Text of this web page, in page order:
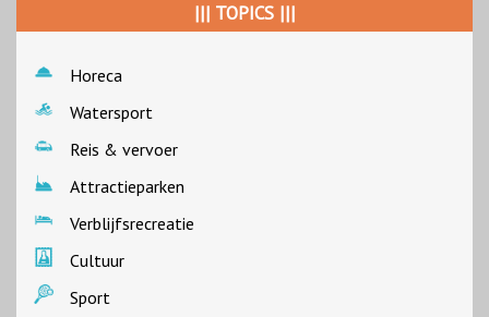
||| TOPICS |||
Horeca
Watersport
Reis & vervoer
Attractieparken
Verblijfsrecreatie
Cultuur
Sport